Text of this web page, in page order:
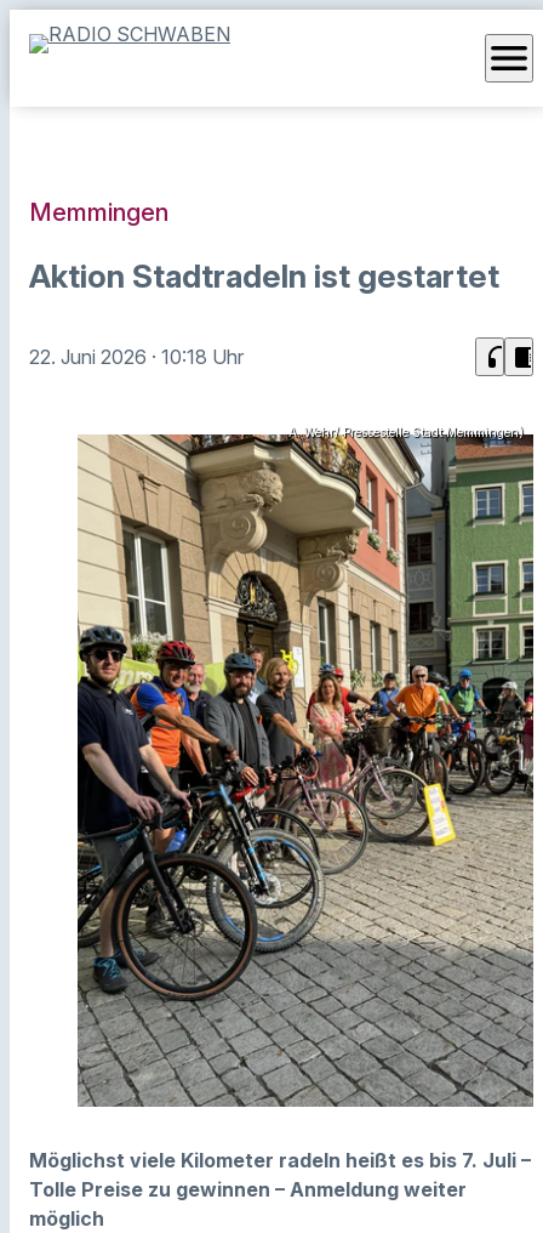
menu
Memmingen
Aktion Stadtradeln ist gestartet
22. Juni 2026 · 10:18 Uhr headphones chrome_reader_mode
A. Wehr/ Pressestelle Stadt Memmingen)
Möglichst viele Kilometer radeln heißt es bis 7. Juli –
Tolle Preise zu gewinnen – Anmeldung weiter
möglich